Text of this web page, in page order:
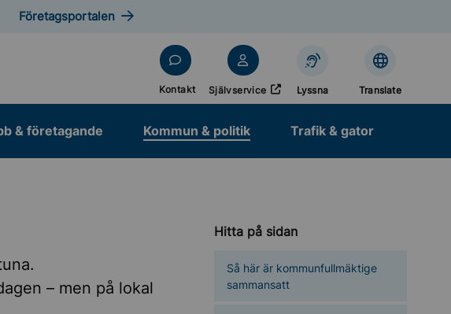
Företagsportalen
Kontakt Självservice
Öppnas i nytt fönster
Lyssna Translate
& företagande Kommun & politik Trafik & gator
Hitta på sidan
Så här är kommunfullmäktige
sammansatt
– men på lokal